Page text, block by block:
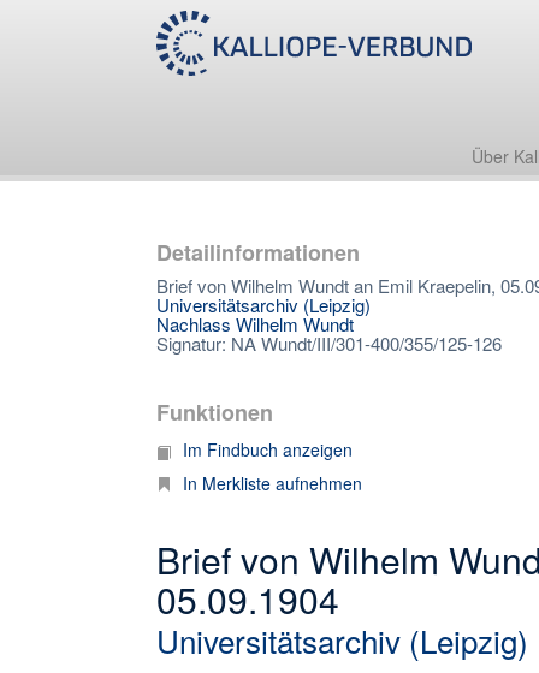
Über
Detailinformationen
Brief von Wilhelm Wundt an Emil Kraepelin,
Universitätsarchiv (Leipzig)
Nachlass Wilhelm Wundt
Signatur: NA Wundt/III/301-400/355/125-126
Funktionen
Im Findbuch anzeigen
In Merkliste aufnehmen
Brief von Wilhelm
05.09.1904
Universitätsarchiv (Leipzig)